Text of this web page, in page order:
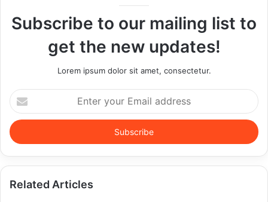
Subscribe to our mailing list to
get the new updates!
Lorem ipsum dolor sit amet, consectetur.
Enter
your
Email
address
Related Articles